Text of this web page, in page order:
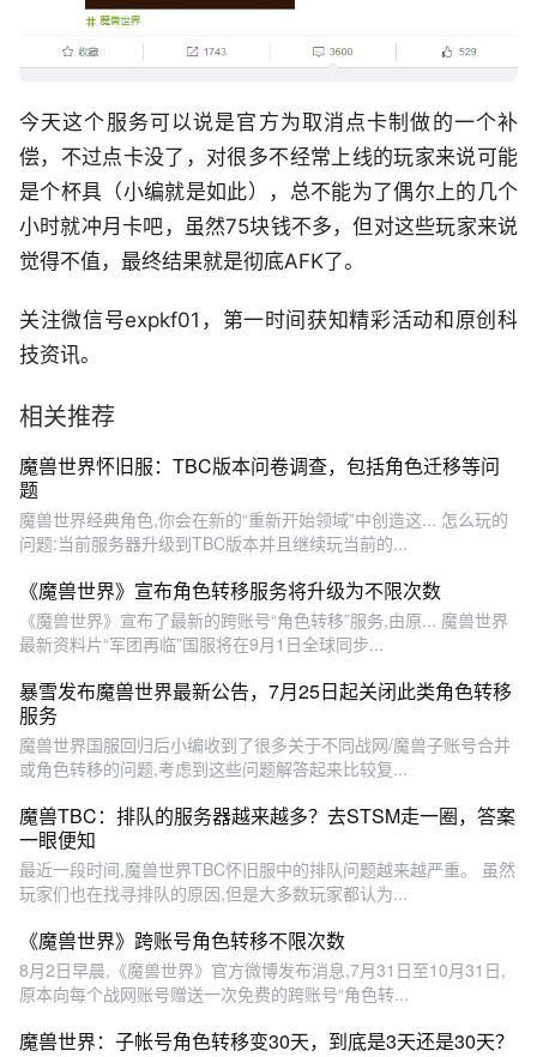
今天这个服务可以说是官方为取消点卡制做的一个补
偿，不过点卡没了，对很多不经常上线的玩家来说可能
是个杯具（小编就是如此），总不能为了偶尔上的几个
小时就冲月卡吧，虽然75块钱不多，但对这些玩家来说
觉得不值，最终结果就是彻底AFK了。
关注微信号expkf01，第一时间获知精彩活动和原创科
技资讯。
相关推荐
魔兽世界怀旧服：TBC版本问卷调查，包括角色迁移等问
题
魔兽世界经典角色,你会在新的“重新开始领域”中创造这... 怎么玩的
问题:当前服务器升级到TBC版本并且继续玩当前的...
《魔兽世界》宣布角色转移服务将升级为不限次数
《魔兽世界》宣布了最新的跨账号“角色转移”服务,由原... 魔兽世界
最新资料片“军团再临”国服将在9月1日全球同步...
暴雪发布魔兽世界最新公告，7月25日起关闭此类角色转移
服务
魔兽世界国服回归后小编收到了很多关于不同战网/魔兽子账号合并
或角色转移的问题,考虑到这些问题解答起来比较复...
魔兽TBC：排队的服务器越来越多？去STSM走一圈，答案
一眼便知
最近一段时间,魔兽世界TBC怀旧服中的排队问题越来越严重。 虽然
玩家们也在找寻排队的原因,但是大多数玩家都认为...
《魔兽世界》跨账号角色转移不限次数
8月2日早晨,《魔兽世界》官方微博发布消息,7月31日至10月31日,
原本向每个战网账号赠送一次免费的跨账号“角色转...
魔兽世界：子帐号角色转移变30天，到底是3天还是30天？